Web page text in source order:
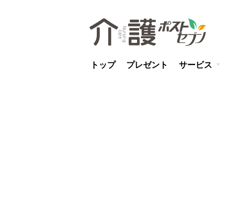
トップ プレゼント サービス